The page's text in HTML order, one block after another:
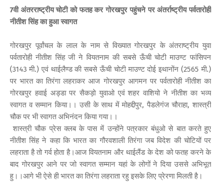
7वी अंतरराष्ट्रीय चोटी को फतह कर गोरखपुर पहुंचने पर अंतर्राष्ट्रीय पर्वतारोही
नीतीश सिंह का हुआ स्वागत
गोरखपुर पूर्वांचल के लाल के नाम से विख्यात गोरखपुर के अंतराष्ट्रीय युवा
पर्वतारोही नीतीश सिंह जी ने वियतनाम की सबसे ऊँची चोटी माउण्ट फांसिपन
(3143 मी.) एवं थाईलैण्ड की सबसे ऊँची चोटी माउण्ट दोई इथानोंन (2565 मी.)
पर भारत का तिरंगा लहराकर आज गोरखपुर आगमन पर पर्वतारोही नीतीश का
गोरखपुर हवाई अड्डा पर सैकड़ो युवाओ एवं शहर वाशियो ने नीतीश का भव्य
स्वागत व सम्मान किया।। उसी के साथ में मोहद्दीपुर, पैडलेगंज चौराहा, शास्त्री
चौक पर भी स्वागत अभिनंदन किया गया।।
शास्त्री चौक प्रेस क्लब के पास में उन्होंने पत्रकार बंधुओ से बात करते हुए
नीतीश सिंह ने कहा कि भारत का गौरवशाली तिरंगा जब विदेश की चोटियों पर
लहराता है तो गर्व होता है।आज वियतनाम और थाईलैंड के देश को फतह करने के
बाद गोरखपुर आने पर जो स्वागत सम्मान यहां के लोगों ने दिया उससे अभिभूत
हु।।आगे भी ऐसे ही भारत का तिरंगा लहराता रहु इसके लिए प्रेरणा मिलती है।